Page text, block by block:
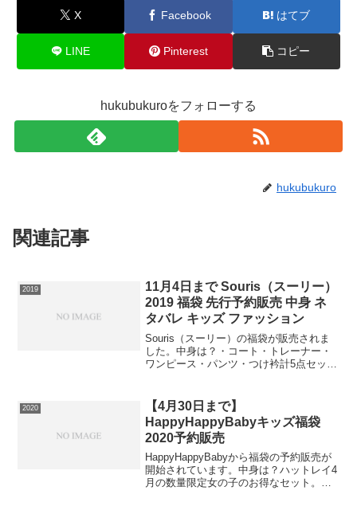
X Facebook はてブ
LINE Pinterest コピー
hukubukuroをフォローする
hukubukuro
関連記事
2019
11月4日まで Souris（スーリー）
2019 福袋 先行予約販売 中身 ネ
タバレ キッズ ファッション
Souris（スーリー）の福袋が販売されま
した。中身は？・コート・トレーナー・
ワンピース・パンツ・つけ衿計5点セット
月4日までですので必ず手に入れたい人は
早めの在庫確...
2020
【4月30日まで】
HappyHappyBabyキッズ福袋
2020予約販売
HappyHappyBabyから福袋の予約販売が
開始されています。中身は？ハットレイ4
月の数量限定女の子のお得なセット。女